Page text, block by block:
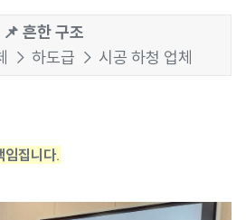
📌 흔한 구조
→ 하도급 → 시공 하청 업체
임집니다.